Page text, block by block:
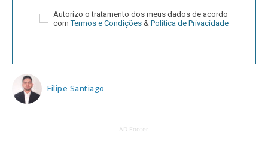
Autorizo o tratamento dos meus dados de acordo
comTermos e Condições & Política de Privacidade
Filipe Santiago
AD Footer